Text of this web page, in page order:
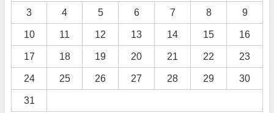
3 4 5 6 7 8 9
10 11 12 13 14 15 16
17 18 19 20 21 22 23
24 25 26 27 28 29 30
31